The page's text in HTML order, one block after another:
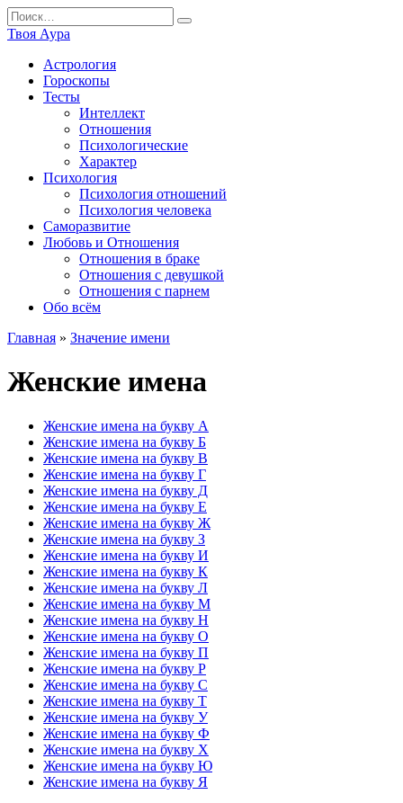
Перейти
к
содержанию
Search
for:
Твоя Аура
Астрология
Гороскопы
Тесты
Интеллект
Отношения
Психологические
Характер
Психология
Психология отношений
Психология человека
Саморазвитие
Любовь и Отношения
Отношения в браке
Отношения с девушкой
Отношения с парнем
Обо всём
Главная » Значение имени
Женские имена
Женские имена на букву А
Женские имена на букву Б
Женские имена на букву В
Женские имена на букву Г
Женские имена на букву Д
Женские имена на букву Е
Женские имена на букву Ж
Женские имена на букву З
Женские имена на букву И
Женские имена на букву К
Женские имена на букву Л
Женские имена на букву М
Женские имена на букву Н
Женские имена на букву О
Женские имена на букву П
Женские имена на букву Р
Женские имена на букву С
Женские имена на букву Т
Женские имена на букву У
Женские имена на букву Ф
Женские имена на букву Х
Женские имена на букву Ю
Женские имена на букву Я